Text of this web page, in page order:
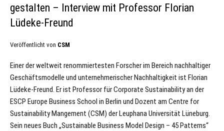
gestalten – Interview mit Professor Florian
Lüdeke-Freund
Veröffentlicht von CSM
Einer der weltweit renommiertesten Forscher im Bereich nachhaltiger
Geschäftsmodelle und unternehmerischer Nachhaltigkeit ist Florian
Lüdeke-Freund. Er ist Professor für Corporate Sustainability an der
ESCP Europe Business School in Berlin und Dozent am Centre for
Sustainability Mangement (CSM) der Leuphana Universität Lüneburg.
Sein neues Buch „Sustainable Business Model Design – 45 Patterns“